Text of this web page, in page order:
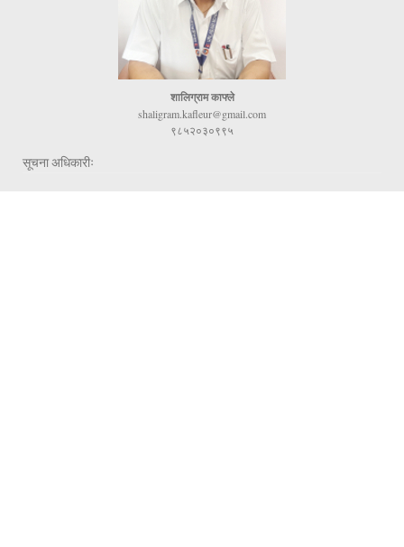
शालिग्राम काफ्ले
shaligram.kafleur@gmail.com
९८५२०३०९९५
सूचना अधिकारीः